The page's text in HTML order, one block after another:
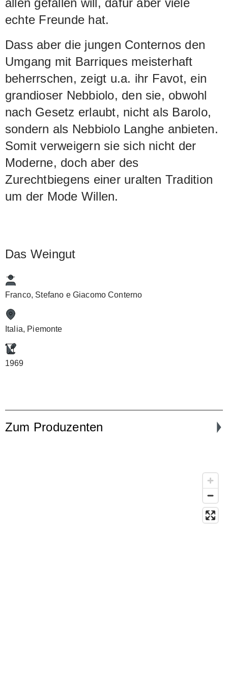
allen gefallen will, dafür aber viele
echte Freunde hat.
Dass aber die jungen Conternos den
Umgang mit Barriques meisterhaft
beherrschen, zeigt u.a. ihr Favot, ein
grandioser Nebbiolo, den sie, obwohl
nach Gesetz erlaubt, nicht als Barolo,
sondern als Nebbiolo Langhe anbieten.
Somit verweigern sie sich nicht der
Moderne, doch aber des
Zurechtbiegens einer uralten Tradition
um der Mode Willen.
Das Weingut
Franco, Stefano e Giacomo Conterno
Italia, Piemonte
1969
Zum Produzenten